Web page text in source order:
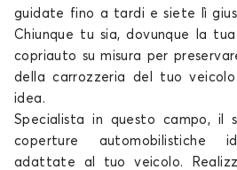
guidate fino a tardi e siete lì
Chiunque tu sia, dovunque la
copriauto su misura per
della carrozzeria del tuo
idea.
Specialista in questo campo, il
coperture automobilistiche
adattate al tuo veicolo.